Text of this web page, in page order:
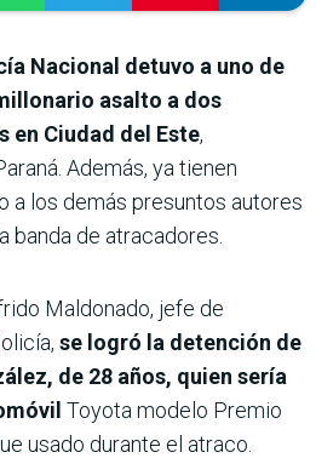
Nacional detuvo a uno de
asalto a dos
en Ciudad del Este,
Además, ya tienen
a los demás presuntos autores
banda de atracadores.
Maldonado, jefe de
se logró la detención de
de 28 años, quien sería
Toyota modelo Premio
usado durante el atraco.